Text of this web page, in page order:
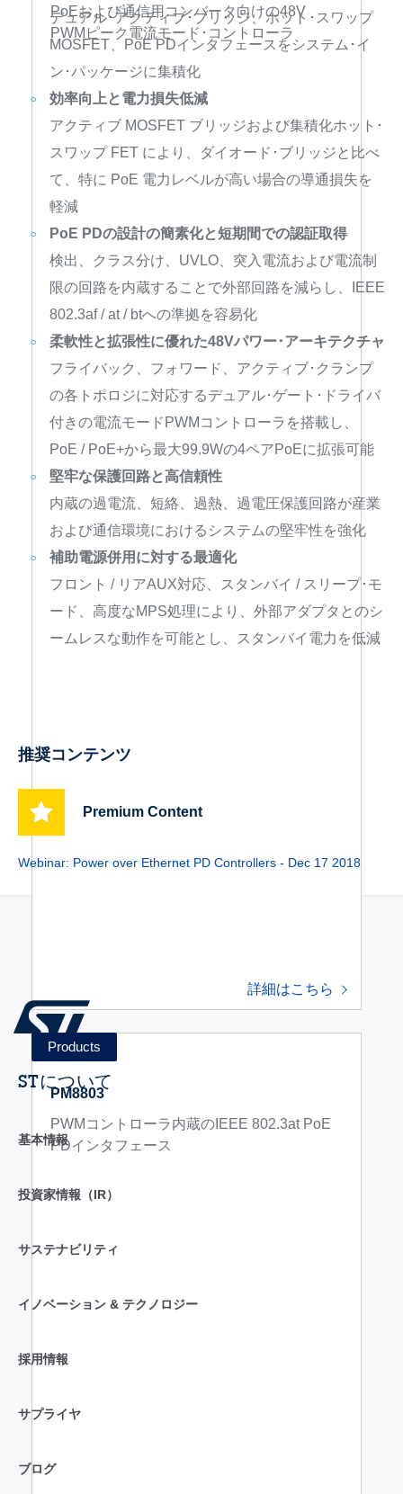
PoEおよび通信用コンバータ向けの48V
PWMピーク電流モード･コントローラ
詳細はこちら
PM8803
PWMコントローラ内蔵のIEEE 802.3at PoE
PDインタフェース
デュアル･アクティブ･ブリッジ、ホット･スワップ
MOSFET、PoE PDインタフェースをシステム･イ
ン･パッケージに集積化
効率向上と電力損失低減
アクティブ MOSFET ブリッジおよび集積化ホット･
スワップ FET により、ダイオード･ブリッジと比べ
て、特に PoE 電力レベルが高い場合の導通損失を
軽減
PoE PDの設計の簡素化と短期間での認証取得
検出、クラス分け、UVLO、突入電流および電流制
限の回路を内蔵することで外部回路を減らし、IEEE
802.3af / at / btへの準拠を容易化
柔軟性と拡張性に優れた48Vパワー･アーキテクチャ
フライバック、フォワード、アクティブ･クランプ
の各トポロジに対応するデュアル･ゲート･ドライバ
付きの電流モードPWMコントローラを搭載し、
PoE / PoE+から最大99.9Wの4ペアPoEに拡張可能
堅牢な保護回路と高信頼性
内蔵の過電流、短絡、過熱、過電圧保護回路が産業
および通信環境におけるシステムの堅牢性を強化
補助電源併用に対する最適化
フロント / リアAUX対応、スタンバイ / スリープ･モ
ード、高度なMPS処理により、外部アダプタとのシ
ームレスな動作を可能とし、スタンバイ電力を低減
推奨コンテンツ
Premium Content
Webinar: Power over Ethernet PD Controllers - Dec 17 2018
STについて
基本情報
投資家情報（IR）
サステナビリティ
イノベーション & テクノロジー
採用情報
サプライヤ
ブログ